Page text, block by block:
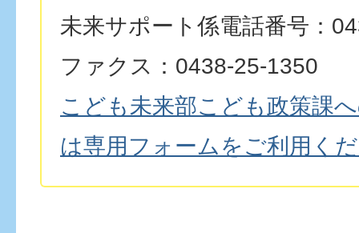
未来サポート係電話番号：
ファクス：0438-25-1350
こども未来部こども政策課
は専用フォームをご利用く